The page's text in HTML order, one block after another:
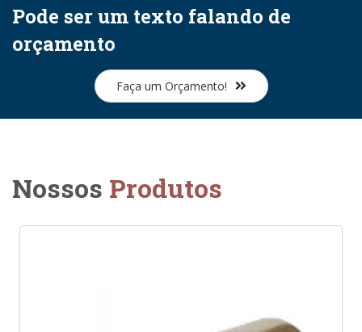
Pode ser um texto falando de
orçamento
Faça um Orçamento!
Nossos Produtos